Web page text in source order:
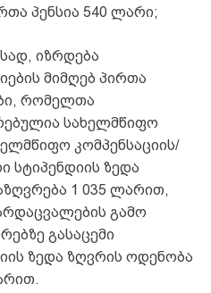
პენსია 540 ლარი;
იზრდება
მიმღებ პირთა
რომელთა
სახელმწიფო
კომპენსაციის/
სტიპენდიის ზედა
1 035 ლარით,
გამო
გასაცემი
ზედა ზღვრის ოდენობა